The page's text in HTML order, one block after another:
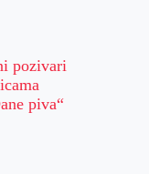
pozivari
piva“